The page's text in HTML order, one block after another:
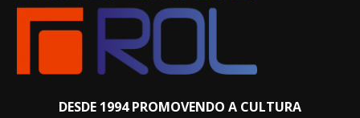
DESDE 1994 PROMOVENDO A CULTURA